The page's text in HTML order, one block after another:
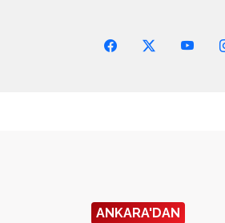
ANKARA'DAN